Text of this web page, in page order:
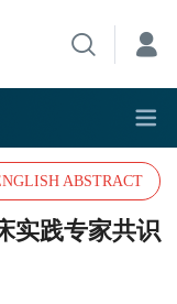
ABSTRACT
实践专家共识